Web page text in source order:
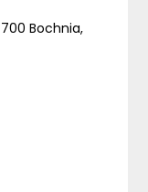
Bochnia,